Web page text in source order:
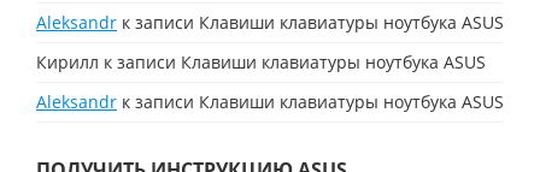
Aleksandr к записи Клавиши клавиатуры ноутбука ASUS
Кирилл к записи Клавиши клавиатуры ноутбука ASUS
Aleksandr к записи Клавиши клавиатуры ноутбука ASUS